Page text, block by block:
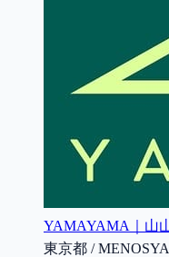
YAMAYAMA｜山
東京都 /